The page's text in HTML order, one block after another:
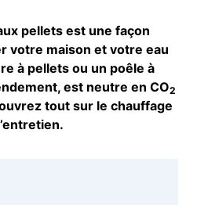
pellets est une façon
votre maison et votre eau
à pellets ou un poêle à
est neutre en CO2
tout sur le chauffage